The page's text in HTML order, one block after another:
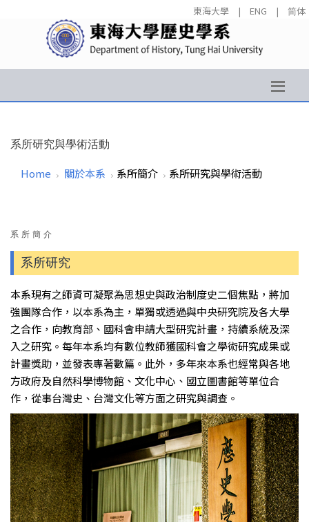
東海大學 | ENG | 简体
系所研究與學術活動
Home 關於本系 系所簡介 系所研究與學術活動
系所簡介
系所研究
本系現有之師資可凝聚為思想史與政治制度史二個焦點，將加
強團隊合作，以本系為主，單獨或透過與中央研究院及各大學
之合作，向教育部、國科會申請大型研究計畫，持續系統及深
入之研究。每年本系均有數位教師獲國科會之學術研究成果或
計畫獎助，並發表專著數篇。此外，多年來本系也經常與各地
方政府及自然科學博物館、文化中心、國立圖書館等單位合
作，從事台灣史、台灣文化等方面之研究與調查。